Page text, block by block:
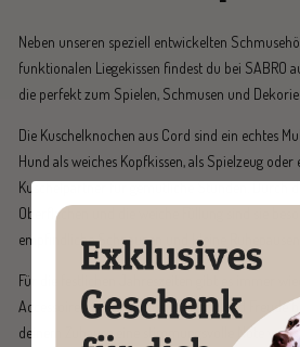
Neben unseren speziell entwickelten
funktionalen Liegekissen findest du bei SABRO
die perfekt zum Spielen, Schmusen und
Die Kuschelknochen aus Cord sind ein echtes
Hund als weiches Kopfkissen, als Spielzeug
Kuschelpartner für gemütliche Stunden. Durch
Oberflächen und die weiche Füllung sind sie
empfindliche Schnauzen und kleine Ruhepausen
Für die festlichen Jahreszeiten gibt es immer
Accessoires, die nicht nur deinem Hund Freude
deinem Zuhause eine stimmungsvolle Note